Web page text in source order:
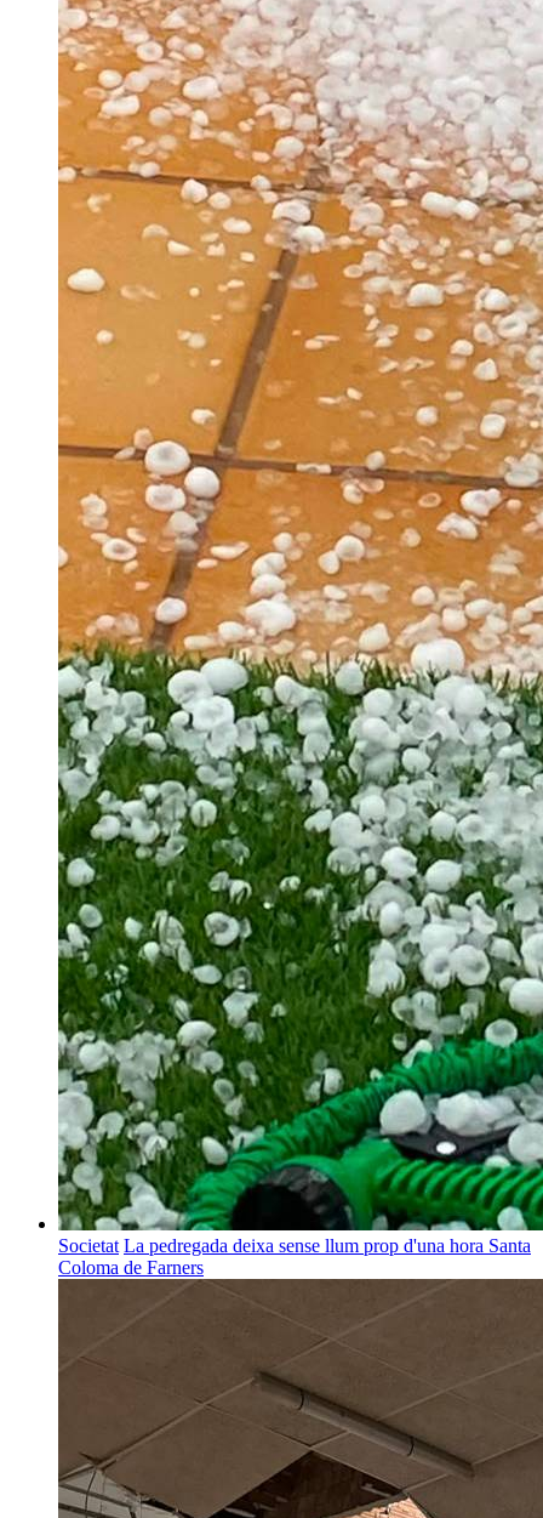
Societat La pedregada deixa sense llum prop d'una hora Santa
Coloma de Farners